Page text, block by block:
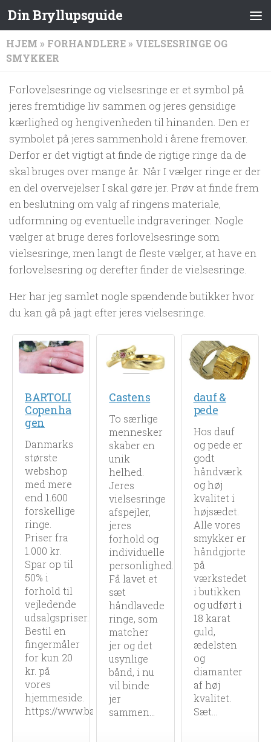
Din Bryllupsguide
HJEM » FORHANDLERE » VIELSESRINGE OG
SMYKKER
Forlovelsesringe og vielsesringe er et symbol på
jeres fremtidige liv sammen og jeres gensidige
kærlighed og hengivenheden til hinanden. Den er
symbolet på jeres sammenhold i årene fremover.
Derfor er det vigtigt at finde de rigtige ringe da de
skal bruges over mange år. Når I vælger ringe er der
en del overvejelser I skal gøre jer. Prøv at finde frem
en beslutning om valg af ringens materiale,
udformning og eventuelle indgraveringer. Nogle
vælger at bruge deres forlovelsesringe som
vielsesringe, men langt de fleste vælger, at have en
forlovelsesring og derefter finder de vielsesringe.
Her har jeg samlet nogle spændende butikker hvor
du kan gå på jagt efter jeres vielsesringe.
BARTOLI
Copenha
gen
Danmarks
største
webshop
med mere
end 1.600
forskellige
ringe.
Priser fra
1.000 kr.
Spar op til
50% i
forhold til
vejledende
udsalgspriser.
Bestil en
fingermåler
for kun 20
kr. på
vores
hjemmeside.
https://www.bartoli.dk/
Castens
To særlige
mennesker
skaber en
unik
helhed.
Jeres
vielsesringe
afspejler,
jeres
forhold og
individuelle
personlighed.
Få lavet et
sæt
håndlavede
ringe, som
matcher
jer og det
usynlige
bånd, i nu
vil binde
jer
sammen...
dauf &
pede
Hos dauf
og pede er
godt
håndværk
og høj
kvalitet i
højsædet.
Alle vores
smykker er
håndgjorte
på
værkstedet
i butikken
og udført i
18 karat
guld,
ædelsten
og
diamanter
af høj
kvalitet.
Sæt...